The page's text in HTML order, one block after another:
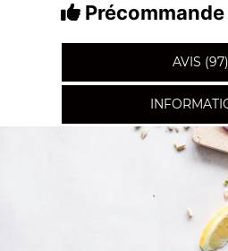
AVIS (97)